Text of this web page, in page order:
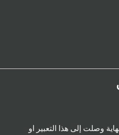
وصلت إلى هذا التعبير او